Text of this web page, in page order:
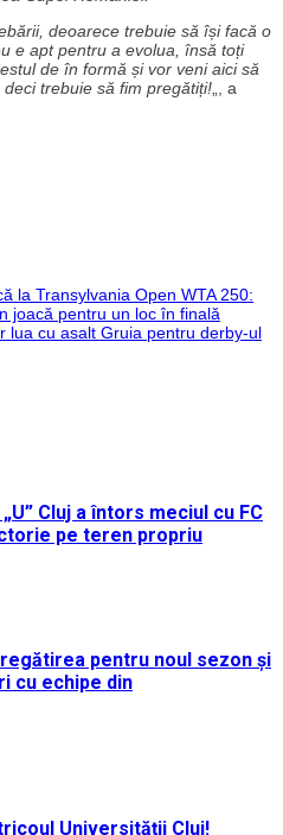
deoarece trebuie să își facă o
e apt pentru a evolua, însă toți
de în formă și vor veni aici să
trebuie să fim pregătiți! „, a
la Transylvania Open WTA 250:
joacă pentru un loc în finală
lua cu asalt Gruia pentru derby-ul
Cluj a întors meciul cu FC
pe teren propriu
pentru noul sezon și
cu echipe din
Universității Cluj!